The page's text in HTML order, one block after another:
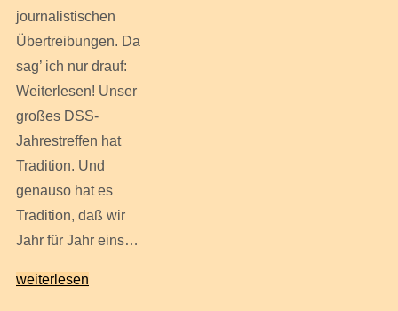
journalistischen
Übertreibungen. Da
sag’ ich nur drauf:
Weiterlesen! Unser
großes DSS-
Jahrestreffen hat
Tradition. Und
genauso hat es
Tradition, daß wir
Jahr für Jahr eins…
weiterlesen